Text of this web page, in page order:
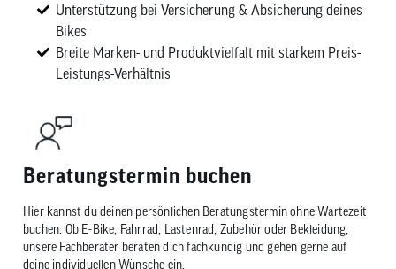
Unterstützung bei Versicherung & Absicherung deines
Bikes
Breite Marken- und Produktvielfalt mit starkem Preis-
Leistungs-Verhältnis
Beratungstermin buchen
Hier kannst du deinen persönlichen Beratungstermin ohne Wartezeit
buchen. Ob E-Bike, Fahrrad, Lastenrad, Zubehör oder Bekleidung,
unsere Fachberater beraten dich fachkundig und gehen gerne auf
deine individuellen Wünsche ein.